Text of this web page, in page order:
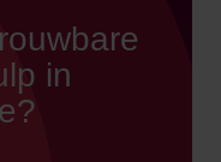
in